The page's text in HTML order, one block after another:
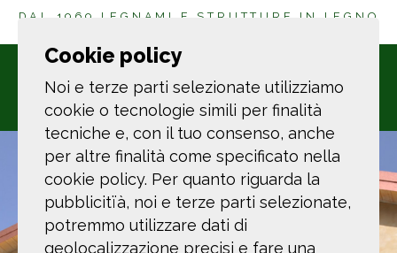
DAL 1969 LEGNAMI E STRUTTURE IN LEGNO
Cookie policy
Noi e terze parti selezionate utilizziamo
cookie o tecnologie simili per finalità
tecniche e, con il tuo consenso, anche
per altre finalità come specificato nella
cookie policy. Per quanto riguarda la
pubblicitïà, noi e terze parti selezionate,
potremmo utilizzare dati di
geolocalizzazione precisi e fare una